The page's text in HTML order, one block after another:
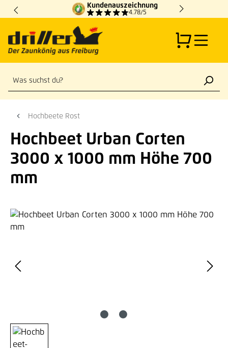
Zum Hauptinhalt springen
Kundenauszeichnung
4.78/5
Hochbeete Rost
Hochbeet Urban Corten
3000 x 1000 mm Höhe 700
mm
Bildergalerie überspringen